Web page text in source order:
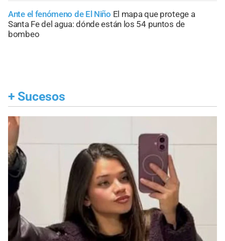
Ante el fenómeno de El Niño El mapa que protege a
Santa Fe del agua: dónde están los 54 puntos de
bombeo
+ Sucesos